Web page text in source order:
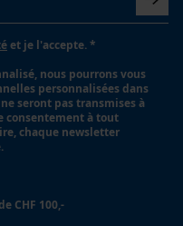
et je l'accepte. *
nous pourrons vous
personnalisées dans
seront pas transmises à
consentement à tout
chaque newsletter
CHF 100,-
des
par chat